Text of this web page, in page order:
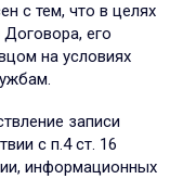
с тем, что в целях
его
на условиях
записи
с п.4 ст. 16
информационных